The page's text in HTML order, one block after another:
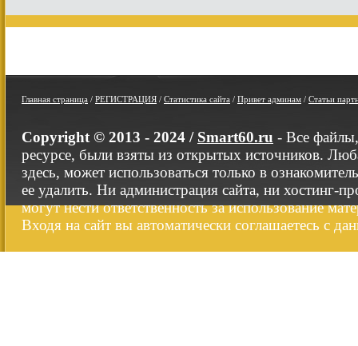
Главная страница / РЕГИСТРАЦИЯ / Статистика сайта / Привет админам / Статьи
Copyright © 2013 - 2024 / Smart60.ru - Все
ресурсе, были взяты из открытых источников.
здесь, может использоваться только в
ее удалить. Ни администрация сайта, ни хостинг-
могут нести ответственность за использование
Входя на сайт вы автоматически соглашаетесь с